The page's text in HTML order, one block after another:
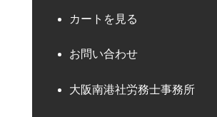
カートを見る
お問い合わせ
大阪南港社労務士事務所